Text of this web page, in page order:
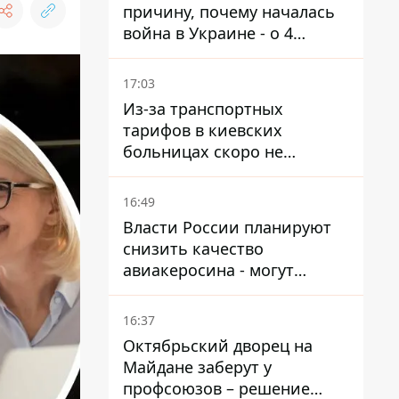
причину, почему началась
война в Украине - о 4
позициях речь не идет
17:03
Из-за транспортных
тарифов в киевских
больницах скоро не
останется медсестер и
санитарок - профессор
16:49
Власти России планируют
снизить качество
авиакеросина - могут
появиться проблемы с
самолетами в Якутию
16:37
Октябрьский дворец на
Майдане заберут у
профсоюзов – решение